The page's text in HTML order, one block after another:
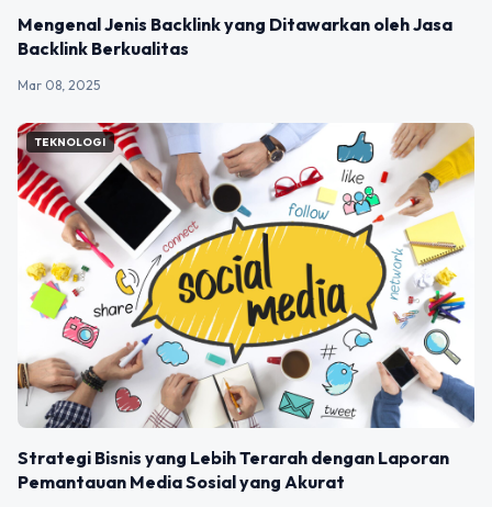
Mengenal Jenis Backlink yang Ditawarkan oleh Jasa
Backlink Berkualitas
Mar 08, 2025
TEKNOLOGI
Strategi Bisnis yang Lebih Terarah dengan Laporan
Pemantauan Media Sosial yang Akurat